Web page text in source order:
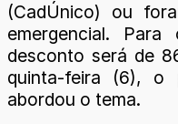
(CadÚnico) ou
emergencial.
desconto será de
quinta-feira (6), o
abordou o tema.